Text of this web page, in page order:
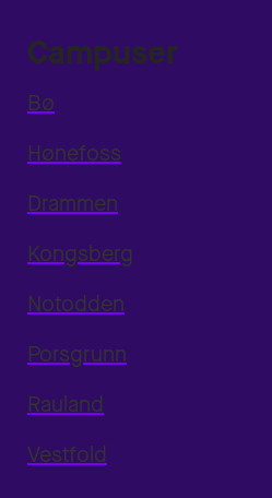
Campuser
Bø
Hønefoss
Drammen
Kongsberg
Notodden
Porsgrunn
Rauland
Vestfold